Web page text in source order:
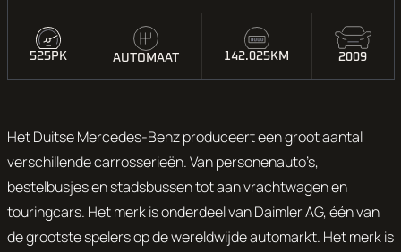
525PK AUTOMAAT 142.025KM 2009
Het Duitse Mercedes-Benz produceert een groot aantal
verschillende carrosserieën. Van personenauto’s,
bestelbusjes en stadsbussen tot aan vrachtwagen en
touringcars. Het merk is onderdeel van Daimler AG, één van
de grootste spelers op de wereldwijde automarkt. Het merk is